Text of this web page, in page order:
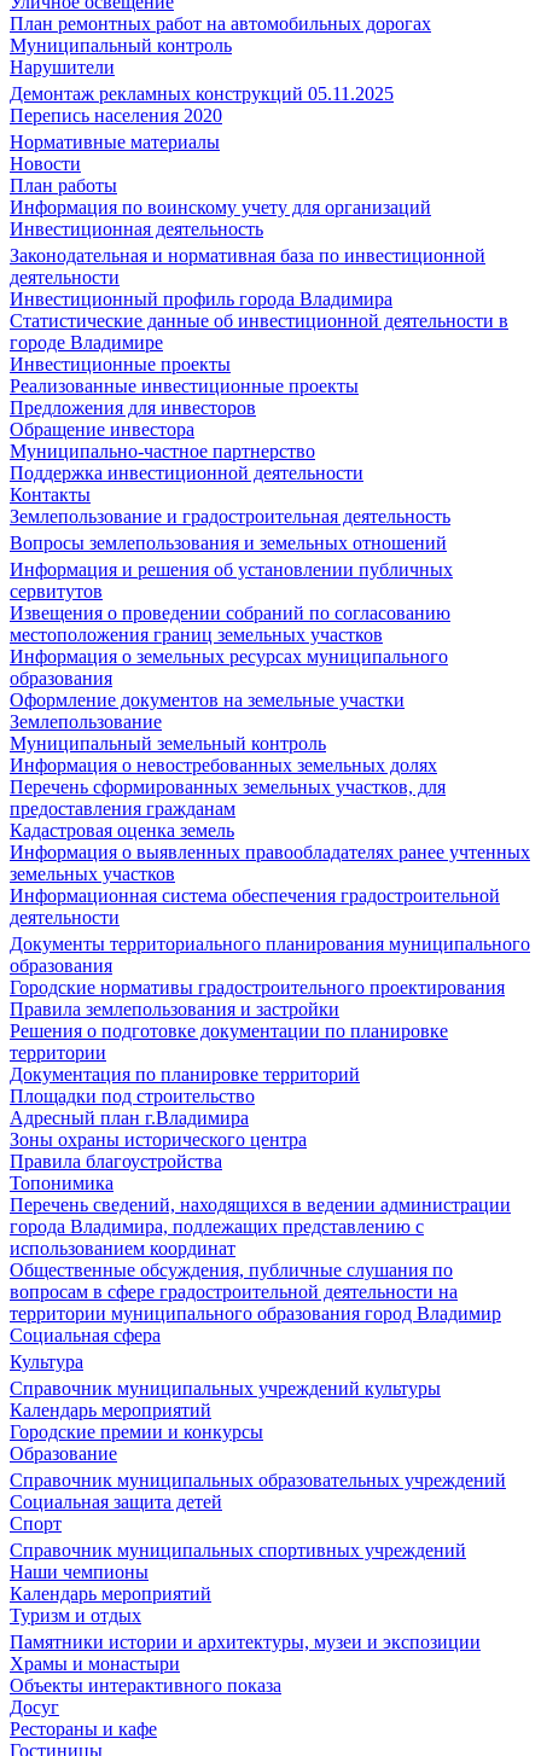
План ремонтных работ на автомобильных дорогах
Муниципальный контроль
Нарушители
Демонтаж рекламных конструкций 05.11.2025
Перепись населения 2020
Нормативные материалы
Новости
План работы
Информация по воинскому учету для организаций
Инвестиционная деятельность
Законодательная и нормативная база по инвестиционной
деятельности
Инвестиционный профиль города Владимира
Статистические данные об инвестиционной деятельности в
городе Владимире
Инвестиционные проекты
Реализованные инвестиционные проекты
Предложения для инвесторов
Обращение инвестора
Муниципально-частное партнерство
Поддержка инвестиционной деятельности
Контакты
Землепользование и градостроительная деятельность
Вопросы землепользования и земельных отношений
Информация и решения об установлении публичных
сервитутов
Извещения о проведении собраний по согласованию
местоположения границ земельных участков
Информация о земельных ресурсах муниципального
образования
Оформление документов на земельные участки
Землепользование
Муниципальный земельный контроль
Информация о невостребованных земельных долях
Перечень сформированных земельных участков, для
предоставления гражданам
Кадастровая оценка земель
Информация о выявленных правообладателях ранее учтенных
земельных участков
Информационная система обеспечения градостроительной
деятельности
Документы территориального планирования муниципального
образования
Городские нормативы градостроительного проектирования
Правила землепользования и застройки
Решения о подготовке документации по планировке
территории
Документация по планировке территорий
Площадки под строительство
Адресный план г.Владимира
Зоны охраны исторического центра
Правила благоустройства
Топонимика
Перечень сведений, находящихся в ведении администрации
города Владимира, подлежащих представлению с
использованием координат
Общественные обсуждения, публичные слушания по
вопросам в сфере градостроительной деятельности на
территории муниципального образования город Владимир
Социальная сфера
Культура
Справочник муниципальных учреждений культуры
Календарь мероприятий
Городские премии и конкурсы
Образование
Справочник муниципальных образовательных учреждений
Социальная защита детей
Спорт
Справочник муниципальных спортивных учреждений
Наши чемпионы
Календарь мероприятий
Туризм и отдых
Памятники истории и архитектуры, музеи и экспозиции
Храмы и монастыри
Объекты интерактивного показа
Досуг
Рестораны и кафе
Гостиницы